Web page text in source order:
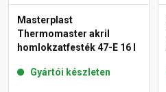
Masterplast
Thermomaster akril
homlokzatfesték 47-E 16 l
Gyártói készleten